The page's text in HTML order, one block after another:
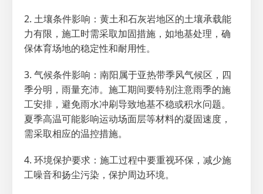
2. 土壤条件影响：黄土和石灰岩地区的土壤承载能
力有限，施工时需采取加固措施，如地基处理，确
保体育场地的稳定性和耐用性。
3. 气候条件影响：南阳属于亚热带季风气候区，四
季分明，雨量充沛。施工期间要特别注意雨季的施
工安排，避免雨水冲刷导致地基不稳或积水问题。
夏季高温可能影响运动场面层等材料的凝固速度，
需采取相应的温控措施。
4. 环境保护要求：施工过程中要重视环保，减少施
工噪音和扬尘污染，保护周边环境。